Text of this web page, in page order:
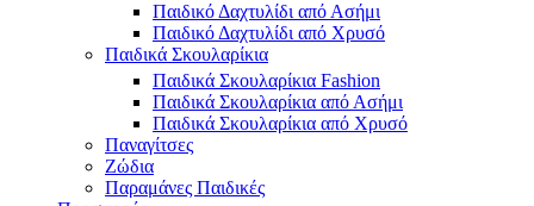
Παιδικό Δαχτυλίδι από Ασήμι
Παιδικό Δαχτυλίδι από Χρυσό
Παιδικά Σκουλαρίκια
Παιδικά Σκουλαρίκια Fashion
Παιδικά Σκουλαρίκια από Ασήμι
Παιδικά Σκουλαρίκια από Χρυσό
Παναγίτσες
Ζώδια
Παραμάνες Παιδικές